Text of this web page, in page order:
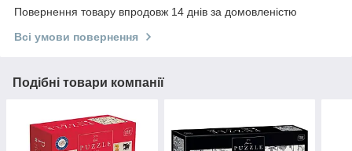
Повернення товару впродовж 14 днів за домовленістю
Всі умови повернення
Подібні товари компанії